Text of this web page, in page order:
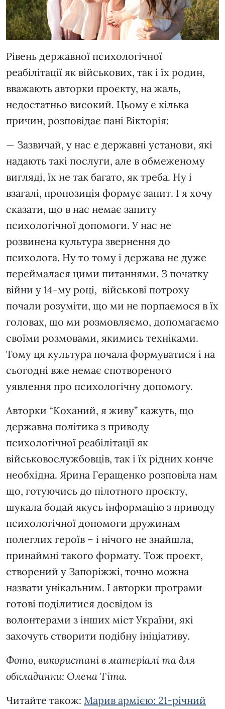
Рівень державної психологічної
реабілітації як військових, так і їх родин,
вважають авторки проєкту, на жаль,
недостатньо високий. Цьому є кілька
причин, розповідає пані Вікторія:
— Зазвичай, у нас є державні установи, які
надають такі послуги, але в обмеженому
вигляді, їх не так багато, як треба. Ну і
взагалі, пропозиція формує запит. І я хочу
сказати, що в нас немає запиту
психологічної допомоги. У нас не
розвинена культура звернення до
психолога. Ну то тому і держава не дуже
переймалася цими питаннями. З початку
війни у 14-му році, військові потроху
почали розуміти, що ми не порпаємося в їх
головах, що ми розмовляємо, допомагаємо
своїми розмовами, якимись техніками.
Тому ця культура почала формуватися і на
сьогодні вже немає спотвореного
уявлення про психологічну допомогу.
Авторки “Коханий, я живу” кажуть, що
державна політика з приводу
психологічної реабілітації як
військовослужбовців, так і їх рідних конче
необхідна. Ярина Геращенко розповіла нам
що, готуючись до пілотного проєкту,
шукала бодай якусь інформацію з приводу
психологічної допомоги дружинам
полеглих героїв – і нічого не знайшла,
принаймні такого формату. Тож проєкт,
створений у Запоріжжі, точно можна
назвати унікальним. І авторки програми
готові поділитися досвідом із
волонтерами з інших міст України, які
захочуть створити подібну ініціативу.
Фото, використані в матеріалі та для
обкладинки: Олена Тіта.
Читайте також: Марив армією: 21-річний